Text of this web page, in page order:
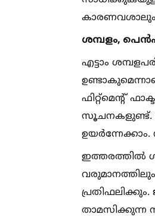
കാരണവശാലും
ശമ്പളം,
എട്ടാം
ഫിറ്റ്‌മെന്റ്
സൂചനകളുണ്ട്.
ഇത്തരത്തില്‍
താമസിക്കുന്ന